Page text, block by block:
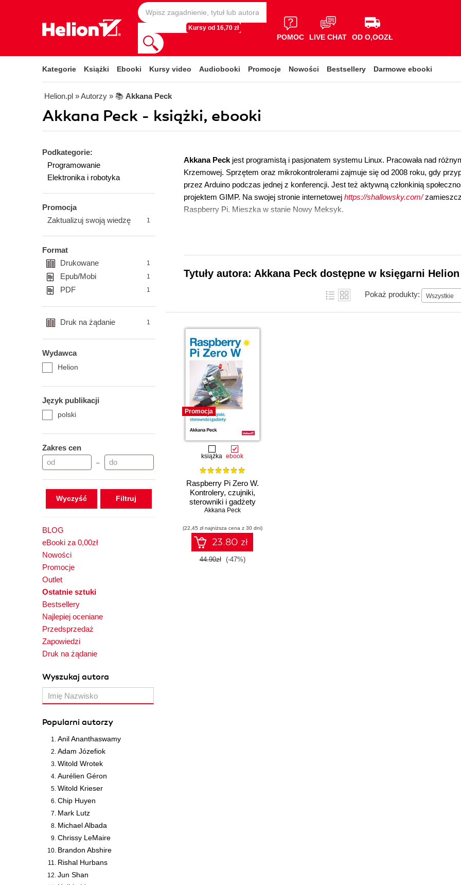
Kursy od 16,70 zł
POMOC LIVE CHAT OD O,OOZŁ
Kategorie Książki Ebooki Kursy video Audiobooki Promocje Nowości Bestsellery Darmowe ebooki
Helion.pl » Autorzy » 📚 Akkana Peck
Akkana Peck - książki, ebooki
Podkategorie:
Programowanie
Elektronika i robotyka
Promocja
Zaktualizuj swoją wiedzę
1
Format
Drukowane
1
Epub/Mobi 1
PDF 1
Druk na żądanie 1
Wydawca
Helion
Język publikacji
polski
Zakres cen
–
Wyczyść
BLOG
eBooki za 0,00zł
Nowości
Promocje
Outlet
Ostatnie sztuki
Bestsellery
Najlepiej oceniane
Przedsprzedaż
Zapowiedzi
Druk na żądanie
Wyszukaj autora
Popularni autorzy
Anil Ananthaswamy
Adam Józefiok
Witold Wrotek
Aurélien Géron
Witold Krieser
Chip Huyen
Mark Lutz
Michael Albada
Chrissy LeMaire
Brandon Abshire
Rishal Hurbans
Jun Shan
Akkana Peck jest programistą i pasjonatem systemu Linux. Pracowała nad
Krzemowej. Sprzętem oraz mikrokontrolerami zajmuje się od 2008 roku, gdy
przez Arduino podczas jednej z konferencji. Jest też aktywną członkinią
projektem GIMP. Na swojej stronie internetowej https://shallowsky.com/
Raspberry Pi. Mieszka w stanie Nowy Meksyk.
Tytuły autora: Akkana Peck dostępne w księgarni Helion
Pokaż produkty: Wszystkie
Promocja
książka ebook
Raspberry Pi Zero W.
Kontrolery, czujniki,
sterowniki i gadżety
Akkana Peck
(22,45 zł najniższa cena z 30 dni)
23.80 zł
44.90zł (-47%)